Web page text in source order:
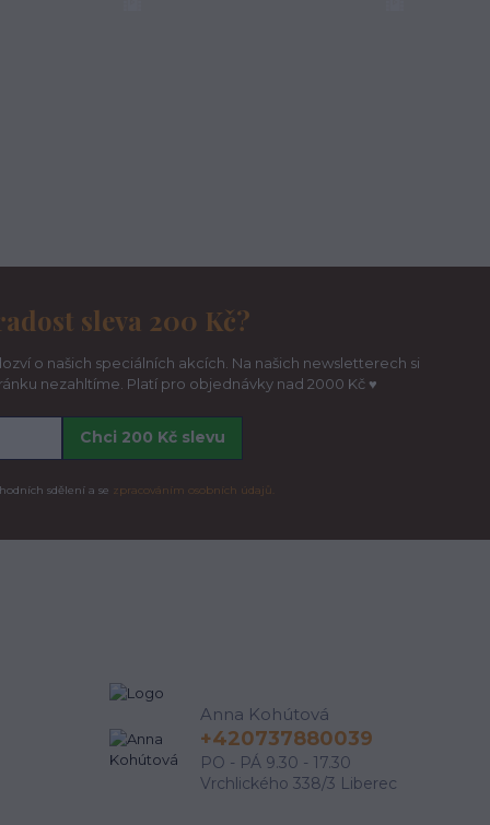
sleva 200 Kč?
o našich speciálních akcích. Na našich newsletterech si
nezahltíme. Platí pro objednávky nad 2000 Kč ♥
Chci 200 Kč slevu
sdělení a se zpracováním osobních údajů.
Anna Kohútová
+420737880039
PO - PÁ 9.30 - 17.30
Vrchlického 338/3 Liberec